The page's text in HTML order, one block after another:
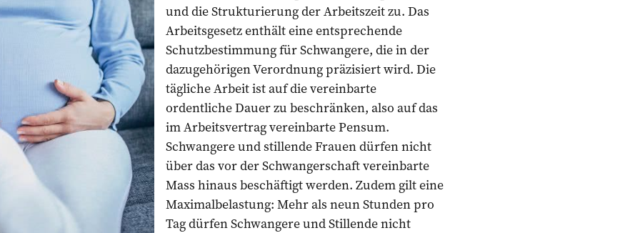
und die Strukturierung der Arbeitszeit zu. Das
Arbeits­gesetz enthält eine entsprechende
Schutzbestimmung für Schwangere, ­die in der
dazugehörigen Verordnung präzisiert wird. Die
tägliche Arbeit ist auf die vereinbarte
ordentliche Dauer zu beschränken, also auf das
im Arbeitsvertrag vereinbarte Pensum.
Schwangere und stillende Frauen dürfen nicht
über das vor der Schwangerschaft vereinbarte
Mass hinaus beschäftigt werden. Zudem gilt eine
Maximalbelastung: Mehr als neun Stunden pro
Tag dürfen Schwan­gere und Stillende nicht